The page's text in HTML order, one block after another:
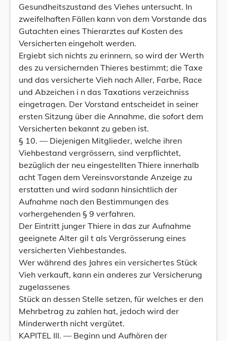
Gesundheitszustand des Viehes untersucht. In
zweifelhaften Fällen kann von dem Vorstande das
Gutachten eines Thierarztes auf Kosten des
Versicherten eingeholt werden.
Ergiebt sich nichts zu erinnern, so wird der Werth
des zu versichernden Thieres bestimmt; die Taxe
und das versicherte Vieh nach Aller, Farbe, Race
und Abzeichen i n das Taxations verzeichniss
eingetragen. Der Vorstand entscheidet in seiner
ersten Sitzung über die Annahme, die sofort dem
Versicherten bekannt zu geben ist.
§ 10. — Diejenigen Mitglieder, welche ihren
Viehbestand vergrössern, sind verpflichtet,
bezüglich der neu eingestellten Thiere innerhalb
acht Tagen dem Vereinsvorstande Anzeige zu
erstatten und wird sodann hinsichtlich der
Aufnahme nach den Bestimmungen des
vorhergehenden § 9 verfahren.
Der Eintritt junger Thiere in das zur Aufnahme
geeignete Alter gil t als Vergrösserung eines
versicherten Viehbestandes.
Wer während des Jahres ein versichertes Stück
Vieh verkauft, kann ein anderes zur Versicherung
zugelassenes
Stück an dessen Stelle setzen, für welches er den
Mehrbetrag zu zahlen hat, jedoch wird der
Minderwerth nicht vergütet.
KAPITEL III. — Beginn und Aufhören der